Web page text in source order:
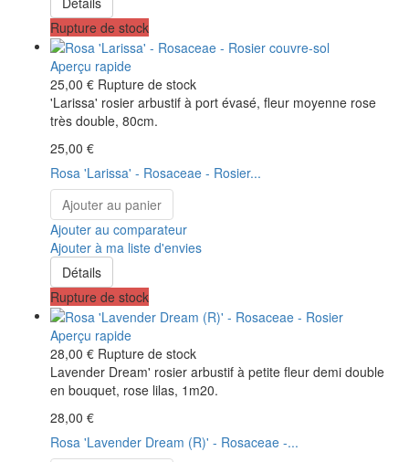
Rupture de stock
Aperçu rapide
25,00 € Rupture de stock
'Larissa' rosier arbustif à port évasé, fleur moyenne rose
très double, 80cm.
25,00 €
Rosa 'Larissa' - Rosaceae - Rosier...
Ajouter au panier
Ajouter au comparateur
Ajouter à ma liste d'envies
Détails
Rupture de stock
Aperçu rapide
28,00 € Rupture de stock
Lavender Dream' rosier arbustif à petite fleur demi double
en bouquet, rose lilas, 1m20.
28,00 €
Rosa 'Lavender Dream (R)' - Rosaceae -...